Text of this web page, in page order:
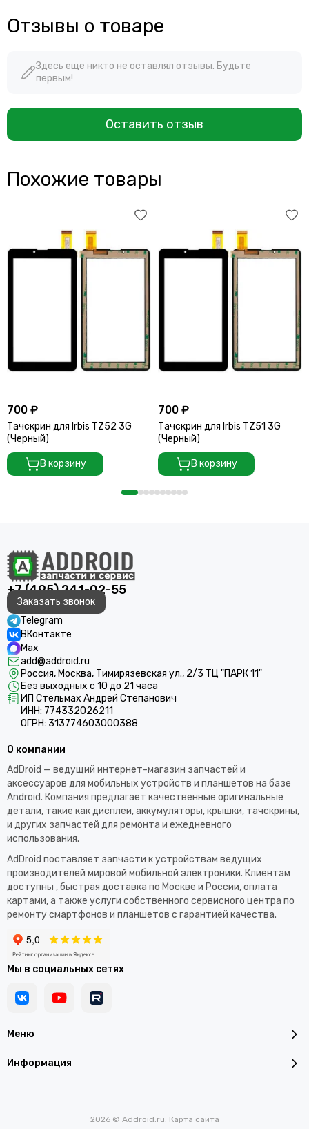
Отзывы о товаре
Здесь еще никто не оставлял отзывы. Будьте
первым!
Оставить отзыв
Похожие товары
700 ₽
Тачскрин для Irbis TZ52 3G
(Черный)
В корзину
700 ₽
Тачскрин для Irbis TZ51 3G
(Черный)
В корзину
+7 (495) 241-02-55
Заказать звонок
Telegram
ВКонтакте
Max
add@addroid.ru
Россия, Москва, Тимирязевская ул., 2/3 ТЦ "ПАРК 11"
Без выходных с 10 до 21 часа
ИП Стельмах Андрей Степанович
ИНН: 774332026211
ОГРН: 313774603000388
Меню
Информация
О компании
AdDroid — ведущий интернет-магазин запчастей и
аксессуаров для мобильных устройств и планшетов на базе
Android. Компания предлагает качественные оригинальные
детали, такие как дисплеи, аккумуляторы, крышки, тачскрины,
и других запчастей для ремонта и ежедневного
использования.​
AdDroid поставляет запчасти к устройствам ведущих
производителей мировой мобильной электроники. Клиентам
доступны , быстрая доставка по Москве и России, оплата
картами, а также услуги собственного сервисного центра по
ремонту смартфонов и планшетов с гарантией качества.
Мы в социальных сетях
2026 © Addroid.ru. Карта сайта